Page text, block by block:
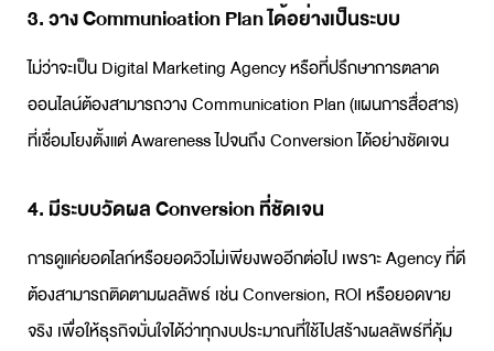
3. วาง Communication Plan ได้อย่างเป็นระบบ
ไม่ว่าจะเป็นDigital Marketing Agencyหรือที่ปรึกษาการตลาด
ออนไลน์ต้องสามารถวาง Communication Plan (แผนการสื่อสาร)
ที่เชื่อมโยงตั้งแต่ Awareness ไปจนถึง Conversion ได้อย่างชัดเจน
4. มีระบบวัดผล Conversion ที่ชัดเจน
การดูแค่ยอดไลก์หรือยอดวิวไม่เพียงพออีกต่อไป เพราะ Agency ที่ดี
ต้องสามารถติดตามผลลัพธ์ เช่น Conversion, ROI หรือยอดขาย
จริง เพื่อให้ธุรกิจมั่นใจได้ว่าทุกงบประมาณที่ใช้ไปสร้างผลลัพธ์ที่คุ้ม